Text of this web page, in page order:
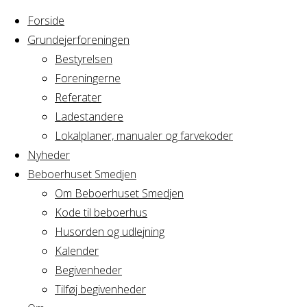
Forside
Grundejerforeningen
Bestyrelsen
Foreningerne
Referater
Ladestandere
Lokalplaner, manualer og farvekoder
Nyheder
Beboerhuset Smedjen
Om Beboerhuset Smedjen
Kode til beboerhus
Husorden og udlejning
Kalender
Begivenheder
Tilføj begivenheder
Home
Arrangement
Spil/strik
Spil/strik
Hvornår
29/04/2026
18:00 - 21:00